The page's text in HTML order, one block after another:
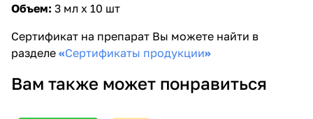
Объем: 3 мл х 10 шт
Сертификат на препарат Вы можете найти в
разделе «Сертификаты продукции»
Вам также может понравиться